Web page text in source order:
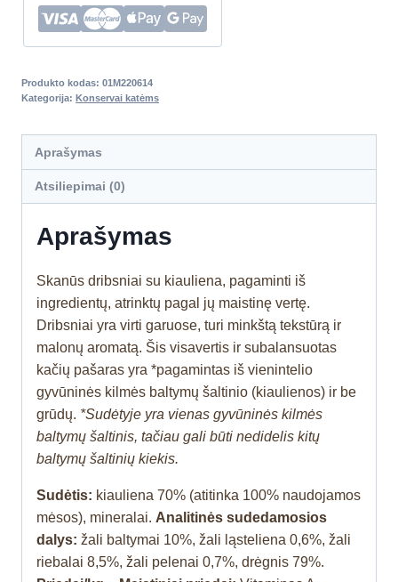
Produkto kodas: 01M220614
Kategorija: Konservai katėms
Aprašymas
Atsiliepimai (0)
Aprašymas
Skanūs dribsniai su kiauliena, pagaminti iš
ingredientų, atrinktų pagal jų maistinę vertę.
Dribsniai yra virti garuose, turi minkštą tekstūrą ir
malonų aromatą. Šis visavertis ir subalansuotas
kačių pašaras yra *pagamintas iš vienintelio
gyvūninės kilmės baltymų šaltinio (kiaulienos) ir be
grūdų. *Sudėtyje yra vienas gyvūninės kilmės
baltymų šaltinis, tačiau gali būti nedidelis kitų
baltymų šaltinių kiekis.
Sudėtis: kiauliena 70% (atitinka 100% naudojamos
mėsos), mineralai. Analitinės sudedamosios
dalys: žali baltymai 10%, žali ląsteliena 0,6%, žali
riebalai 8,5%, žali pelenai 0,7%, drėgnis 79%.